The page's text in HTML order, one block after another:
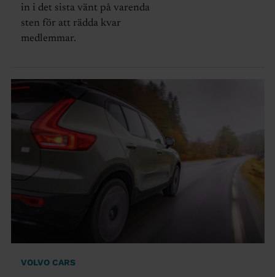
in i det sista vänt på varenda
sten för att rädda kvar
medlemmar.
VOLVO CARS